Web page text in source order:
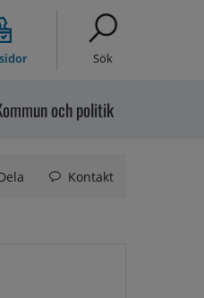
Sök
och politik
Kontakt